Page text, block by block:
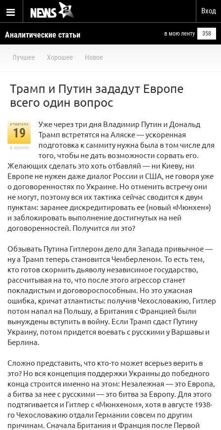
Вход
Аналитические статьи в мою ленту 358
Лучшее Хорошее Новое
Трамп и Путин зададут Европе
всего один вопрос
отметили
19
в архиве
Уже через три дня Владимир Путин и Дональд
Трамп встретятся на Аляске — ускоренная
подготовка к саммиту нужна была в том числе для
того, чтобы не дать возможности сорвать его.
Желающих сделать это хоть отбавляй — ни Киеву, ни
Европе не нужен даже диалог России и США, не говоря уже
о договоренностях по Украине. Но отменить встречу они
не могут, поэтому вся их тактика сейчас сводится к двум
пунктам: заранее дискредитировать ее (новый «Мюнхен»)
и заблокировать выполнение достигнутых на ней
договоренностей. Получится ли это?
Обзывать Путина Гитлером дело для Запада привычное —
ну а Трамп теперь становится Чемберленом. То есть тем,
кто готов скормить дьяволу независимое государство,
рассчитывая на то, что после этого агрессор станет
покладистым и договороспособным. Но это ужасная
ошибка, кричат атлантисты: получив Чехословакию, Гитлер
потом напал на Польшу, а Британия с Францией были
вынуждены вступить в войну. Если Трамп сдаст Путину
Украину, потом придется воевать с русскими у Варшавы и
Берлина.
Сложно представить, что кто-то может всерьез верить в
это? Но вся концепция поддержки Украины до победного
конца строится именно на этом: Незалежная — это Европа,
а битва за нее с русскими — это битва за Европу. Для этого
подтягивается и Гитлер с «Мюнхеном», хотя в августе 1938-
го Чехословакию отдали Германии совсем по другим
причинам. Сначала Британия и Франция после Первой